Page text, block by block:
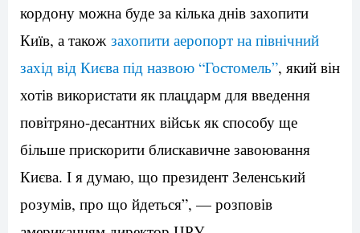
кордону можна буде за кілька днів захопити
Київ, а також захопити аеропорт на північний
захід від Києва під назвою “Гостомель”, який він
хотів використати як плацдарм для введення
повітряно-десантних військ як способу ще
більше прискорити блискавичне завоювання
Києва. І я думаю, що президент Зеленський
розумів, про що йдеться”, — розповів